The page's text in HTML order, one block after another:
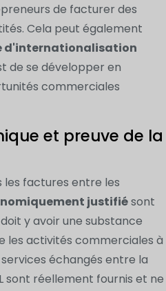
de facturer des
Cela peut également
d'internationalisation
de se développer en
commerciales
et preuve de la
factures entre les
justifiésont
y avoir une substance
les activités commerciales à
échangés entre la
sont réellement fournis et ne